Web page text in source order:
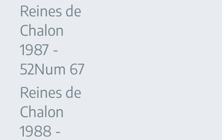
Reines de
Chalon
1987 -
52Num 67
Reines de
Chalon
1988 -